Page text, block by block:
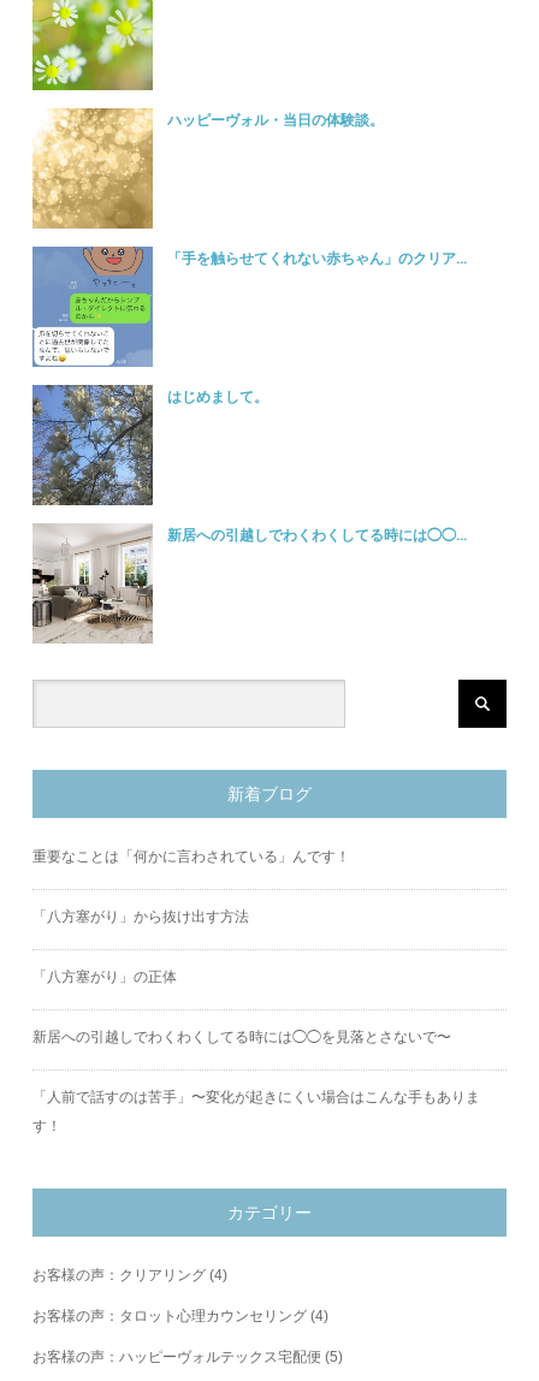
ハッピーヴォル・当日の体験談。
「手を触らせてくれない赤ちゃん」のクリア...
はじめまして。
新居への引越しでわくわくしてる時には◯◯...
新着ブログ
重要なことは「何かに言わされている」んです！
「八方塞がり」から抜け出す方法
「八方塞がり」の正体
新居への引越しでわくわくしてる時には◯◯を見落とさないで〜
「人前で話すのは苦手」〜変化が起きにくい場合はこんな手もありま
す！
カテゴリー
お客様の声：クリアリング (4)
お客様の声：タロット心理カウンセリング (4)
お客様の声：ハッピーヴォルテックス宅配便 (5)